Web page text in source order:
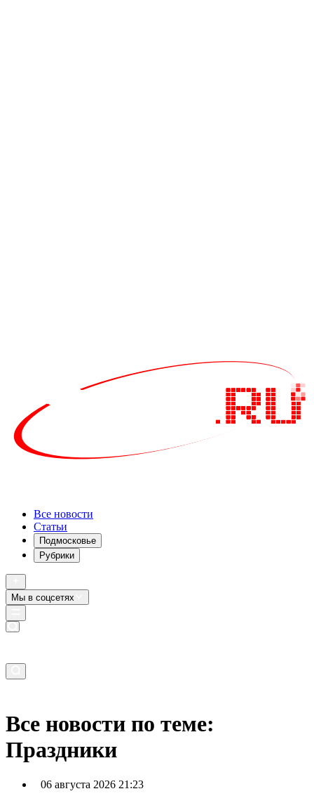
Все новости
Статьи
Подмосковье
Рубрики
Мы в соцсетях
Все новости по теме:
Праздники
06 августа 2026 21:23